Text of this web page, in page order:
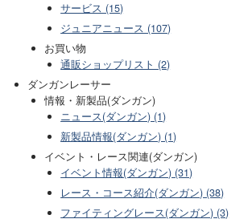
サービス (15)
ジュニアニュース (107)
お買い物
通販ショップリスト (2)
ダンガンレーサー
情報・新製品(ダンガン)
ニュース(ダンガン) (1)
新製品情報(ダンガン) (1)
イベント・レース関連(ダンガン)
イベント情報(ダンガン) (31)
レース・コース紹介(ダンガン) (38)
ファイティングレース(ダンガン) (3)